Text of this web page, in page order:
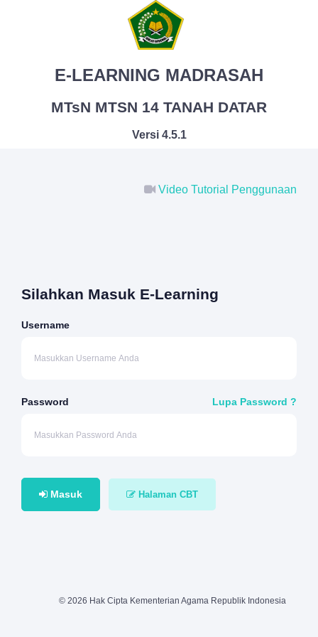
E-LEARNING MADRASAH
MTsN MTSN 14 TANAH DATAR
Versi 4.5.1
Video Tutorial Penggunaan
Silahkan Masuk E-Learning
Username
Password Lupa Password ?
Masuk Halaman CBT
© 2026 Hak Cipta Kementerian Agama Republik Indonesia